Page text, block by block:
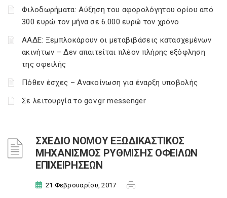
Φιλοδωρήματα: Αύξηση του αφορολόγητου ορίου από
300 ευρώ τον μήνα σε 6.000 ευρώ τον χρόνο
ΑΑΔΕ: Ξεμπλοκάρουν οι μεταβιβάσεις κατασχεμένων
ακινήτων – Δεν απαιτείται πλέον πλήρης εξόφληση
της οφειλής
Πόθεν έσχες – Ανακοίνωση για έναρξη υποβολής
Σε λειτουργία το gov.gr messenger
ΣΧΕΔΙΟ ΝΟΜΟΥ ΕΞΩΔΙΚΑΣΤΙΚΟΣ
ΜΗΧΑΝΙΣΜΟΣ ΡΥΘΜΙΣΗΣ ΟΦΕΙΛΩΝ
ΕΠΙΧΕΙΡΗΣΕΩΝ
21 Φεβρουαρίου, 2017